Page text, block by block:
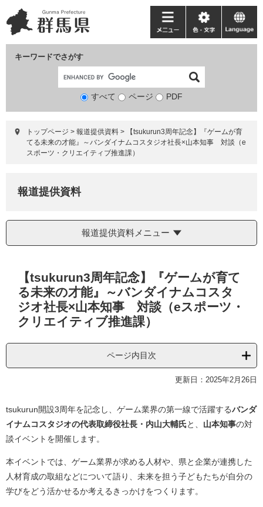
ー
ジ
ニ
ュ
て
キーワードでさがす
検
象
すべて ページ PDF
メ
ニ
ー
色・
文
language
トップページ > 報道提供資料 >
【tsukurun3周年記念】『ゲームが育
てる未来の才能』～バンダイナムコスタジオ社長×山本知事 対談（e
スポーツ・クリエイティブ推進課）
報道提供資料
報道提供資料メニュー
【tsukurun3周年記念】『ゲームが育て
る未来の才能』～バンダイナムコスタ
ジオ社長×山本知事 対談（eスポーツ・
クリエイティブ推進課）
ページ内目次
更新日：2025年2月26日
tsukurun開設3周年を記念し、ゲーム業界の第一線で活躍するバンダ
イナムコスタジオの代表取締役社長・内山大輔氏と、 山本知事の対
談イベントを開催します。
本イベントでは、ゲーム業界が求める人材や、県と企業が連携した
人材育成の取組などについて語り、未来を担う子どもたちが自分の
学びをどう活かせるか考えるきっかけをつくります。